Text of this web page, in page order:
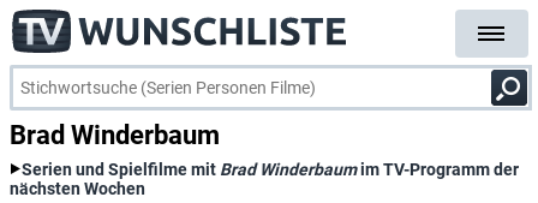
Brad Winderbaum
Serien und Spielfilme mit Brad Winderbaumim TV-Programm der
nächsten Wochen